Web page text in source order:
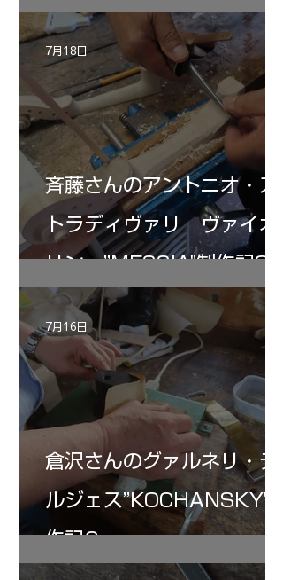
斉藤さんのアントニオ・ス
トラディヴァリ ヴァイオ
リン ”MESSIA"制作記32
7月18日
倉沢さんのグァルネリ・デ
ルジェス”KOCHANSKY"制
作記6
7月16日